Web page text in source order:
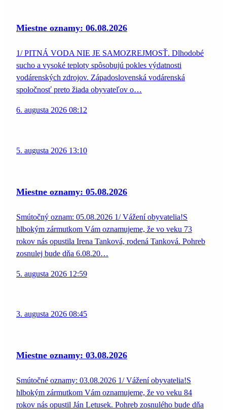
Miestne oznamy: 06.08.2026
1/ PITNÁ VODA NIE JE SAMOZREJMOSŤ. Dlhodobé
sucho a vysoké teploty spôsobujú pokles výdatnosti
vodárenských zdrojov. Západoslovenská vodárenská
spoločnosť preto žiada obyvateľov o…
6. augusta 2026 08:12
5. augusta 2026 13:10
Miestne oznamy: 05.08.2026
Smútočný oznam: 05.08.2026 1/ Vážení obyvatelia!S
hlbokým zármutkom Vám oznamujeme, že vo veku 73
rokov nás opustila Irena Tanková, rodená Tanková. Pohreb
zosnulej bude dňa 6.08.20…
5. augusta 2026 12:59
3. augusta 2026 08:45
Miestne oznamy: 03.08.2026
Smútočné oznamy: 03.08.2026 1/ Vážení obyvatelia!S
hlbokým zármutkom Vám oznamujeme, že vo veku 84
rokov nás opustil Ján Letusek. Pohreb zosnulého bude dňa